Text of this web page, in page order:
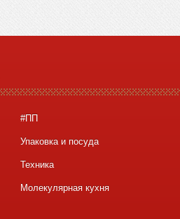
#ПП
Упаковка и посуда
Техника
Молекулярная кухня